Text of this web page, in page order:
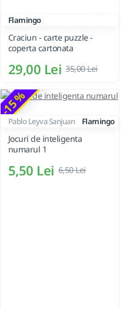
Flamingo
Craciun - carte puzzle -
coperta cartonata
29,00 Lei 35,00 Lei
-15 %
Pablo Leyva Sanjuan Flamingo
Jocuri de inteligenta
numarul 1
5,50 Lei 6,50 Lei